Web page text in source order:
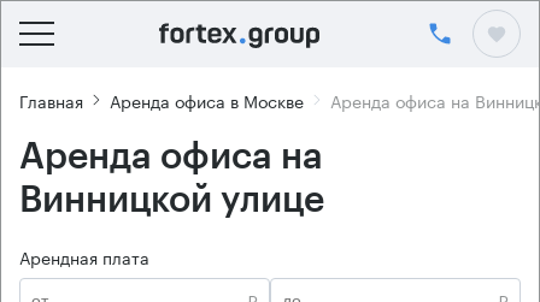
Главная Аренда офиса в Москве Аренда офиса на
Аренда офиса на
Винницкой улице
Арендная плата